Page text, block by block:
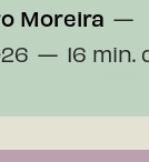
Moreira
16